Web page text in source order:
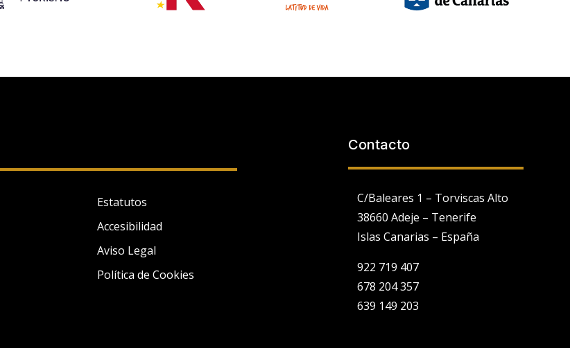
Estatutos
Accesibilidad
Aviso Legal
Política de Cookies
Contacto
C/Baleares 1 – Torviscas Alto
38660 Adeje – Tenerife
Islas Canarias – España
922 719 407
678 204 357
639 149 203